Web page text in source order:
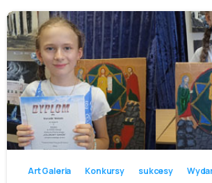
Art Galeria Konkursy sukcesy